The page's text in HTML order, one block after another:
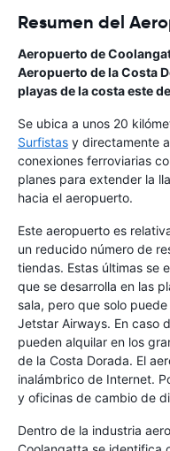
Resumen del
Aeropuerto de
Aeropuerto de la Costa
playas de la costa este de
Se ubica a unos 20
Surfistas y directamente
conexiones ferroviarias
planes para extender la
hacia el aeropuerto.
Este aeropuerto es
un reducido número de
tiendas. Estas últimas se
que se desarrolla en las
sala, pero que solo
Jetstar Airways. En caso
pueden alquilar en los
de la Costa Dorada. El
inalámbrico de Internet.
y oficinas de cambio de
Dentro de la industria